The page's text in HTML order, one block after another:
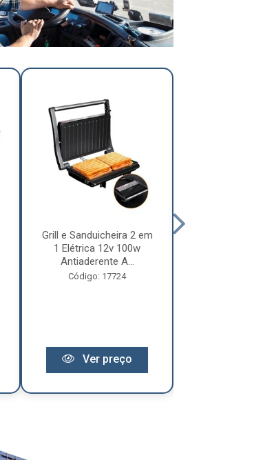
Grill e Sanduicheira 2 em
1 Elétrica 12v 100w
Antiaderente A...
Código: 17724
Ver preço